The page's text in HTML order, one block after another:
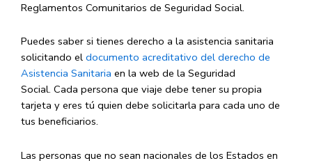
Reglamentos Comunitarios de Seguridad Social.
Puedes saber si tienes derecho a la asistencia sanitaria
solicitando el documento acreditativo del derecho de
Asistencia Sanitaria en la web de la Seguridad
Social. Cada persona que viaje debe tener su propia
tarjeta y eres tú quien debe solicitarla para cada uno de
tus beneficiarios.
Las personas que no sean nacionales de los Estados en